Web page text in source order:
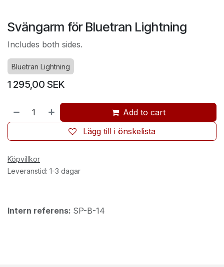
Svängarm för Bluetran Lightning
Includes both sides.
Bluetran Lightning
1 295,00 SEK
Add to cart
Lägg till i önskelista
Köpvillkor
Leveranstid: 1-3 dagar
Intern referens: SP-B-14